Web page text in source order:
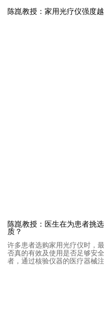
陈崑教授：家用光疗仪强度
陈崑教授：医生在为患者挑
质？
许多患者选购家用光疗仪时，
否真的有效及使用是否足够安
者，通过核验仪器的医疗器械